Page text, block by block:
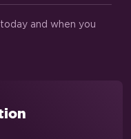
and when you